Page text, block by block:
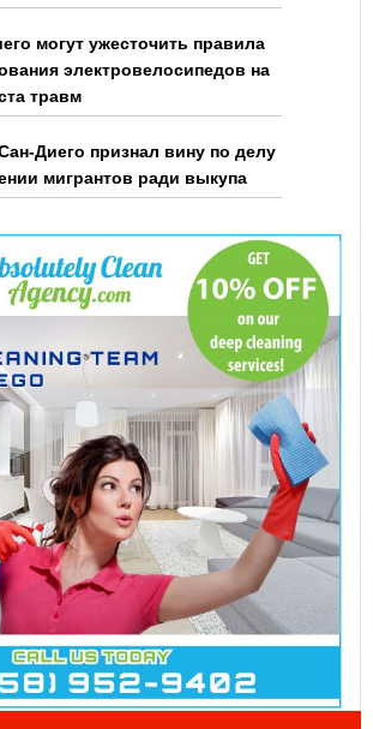
могут ужесточить правила
электровелосипедов на
травм
Диего признал вину по делу
мигрантов ради выкупа